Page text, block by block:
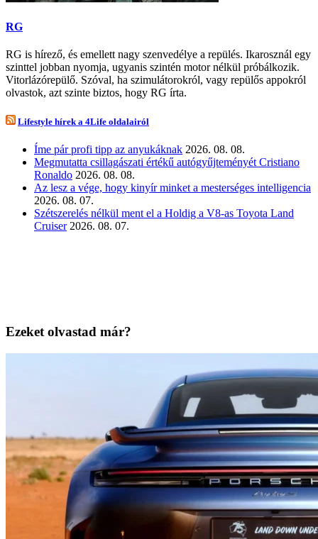
RG
RG is hírező, és emellett nagy szenvedélye a repülés. Ikarosznál egy
szinttel jobban nyomja, ugyanis szintén motor nélkül próbálkozik.
Vitorlázórepülő. Szóval, ha szimulátorokról, vagy repülős appokról
olvastok, azt szinte biztos, hogy RG írta.
Lifestyle hírek a 4Life oldalairól
Íme pár profi tipp az anyukáknak 2026. 08. 08.
Megmutatta csillagászati értékű autógyűjteményét Cristiano
Ronaldo 2026. 08. 08.
Az lesz a vége, hogy kinyír minket a mesterséges intelligencia
2026. 08. 07.
Szétszerelés nélkül ment el a Holdig a V8-as Toyota Land
Cruiser 2026. 08. 07.
Ezeket olvastad már?